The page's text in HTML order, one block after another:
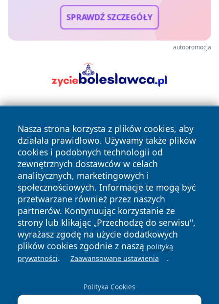
SPRAWDŹ SZCZEGÓŁY
autopromocja
Nasza strona korzysta z plików cookies, aby
działała prawidłowo. Używamy także plików
cookies i podobnych technologii od
zewnętrznych dostawców w celach
analitycznych, marketingowych i
społecznościowych. Informacje te mogą być
przetwarzane również przez naszych
partnerów. Kontynuując korzystanie ze
strony lub klikając „Przechodzę do serwisu",
wyrażasz zgodę na użycie dodatkowych
plików cookies zgodnie z naszą polityką
prywatności. Zaawansowane ustawienia .
Polityka Cookies
Copyright © 2026 wrotachorzowa.pl Wszystkie prawa
zastrzeżone.
News Autorzy
Polityka
Prywatności
Polityka
Cookies